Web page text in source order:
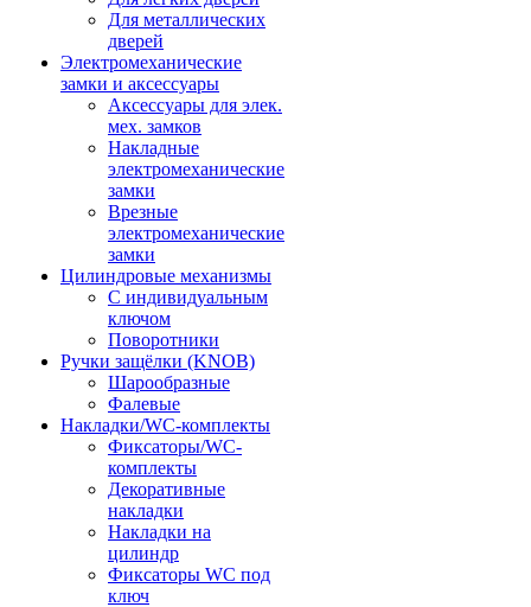
Для металлических
дверей
Электромеханические
замки и аксессуары
Аксессуары для элек.
мех. замков
Накладные
электромеханические
замки
Врезные
электромеханические
замки
Цилиндровые механизмы
С индивидуальным
ключом
Поворотники
Ручки защёлки (KNOB)
Шарообразные
Фалевые
Накладки/WC-комплекты
Фиксаторы/WC-
комплекты
Декоративные
накладки
Накладки на
цилиндр
Фиксаторы WC под
ключ